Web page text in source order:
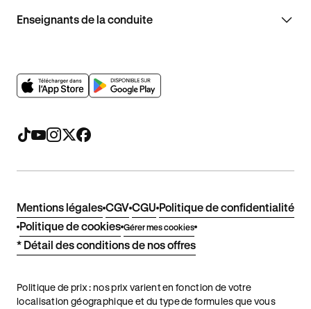
Enseignants de la conduite
Mentions légales CGV CGU Politique de confidentialité
Politique de cookies Gérer mes cookies
* Détail des conditions de nos offres
Politique de prix : nos prix varient en fonction de votre
localisation géographique et du type de formules que vous